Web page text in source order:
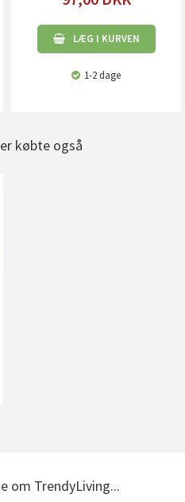
LÆG I KURVEN
1-2 dage
købte også
om TrendyLiving...